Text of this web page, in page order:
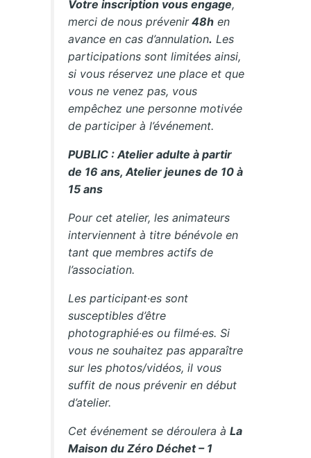
Votre inscription vous engage,
merci de nous prévenir48h en
avance en cas d’annulation. Les
participations sont limitées ainsi,
si vous réservez une place et que
vous ne venez pas, vous
empêchez une personne motivée
de participer à l’événement.
PUBLIC : Atelier adulte à partir
de 16 ans, Atelier jeunes de 10 à
15 ans
Pour cet atelier, les animateurs
interviennent à titre bénévole en
tant que membres actifs de
l’association.
Les participant·es sont
susceptibles d’être
photographié·es ou filmé·es. Si
vous ne souhaitez pas apparaître
sur les photos/vidéos, il vous
suffit de nous prévenir en début
d’atelier.
Cet événement se déroulera àLa
Maison du Zéro Déchet – 1